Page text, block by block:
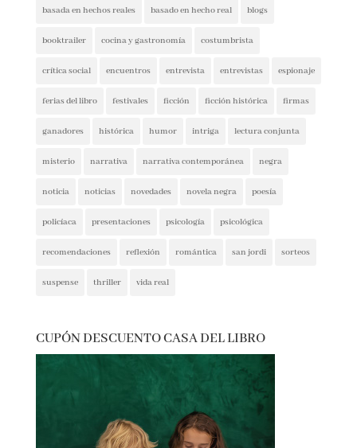
actualidad autores españoles aventuras
basada en hechos reales basado en hecho real blogs
booktrailer cocina y gastronomía costumbrista
crítica social encuentros entrevista entrevistas
espionaje ferias del libro festivales ficción
ficción histórica firmas ganadores histórica humor
intriga lectura conjunta misterio narrativa
narrativa contemporánea negra noticia noticias
novedades novela negra poesía policíaca
presentaciones psicología
thriller vida real
CUPÓN DESCUENTO CASA DEL LIBRO